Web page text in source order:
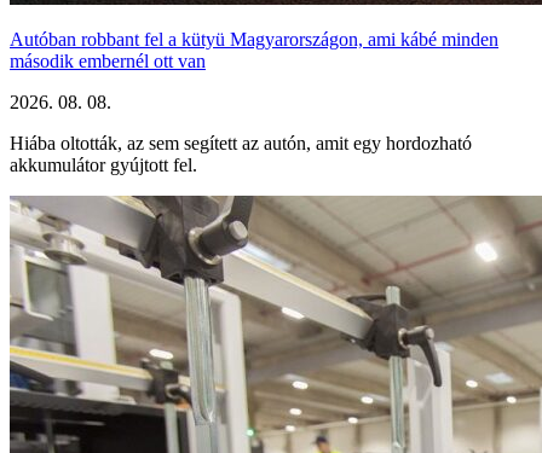
Autóban robbant fel a kütyü Magyarországon, ami kábé minden
második embernél ott van
2026. 08. 08.
Hiába oltották, az sem segített az autón, amit egy hordozható
akkumulátor gyújtott fel.